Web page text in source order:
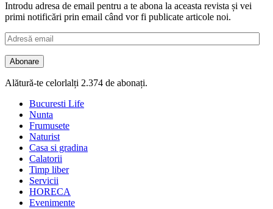
Introdu adresa de email pentru a te abona la aceasta revista și vei
primi notificări prin email când vor fi publicate articole noi.
Adresă
email
Abonare
Alătură-te celorlalți 2.374 de abonați.
Bucuresti Life
Nunta
Frumusete
Naturist
Casa si gradina
Calatorii
Timp liber
Servicii
HORECA
Evenimente